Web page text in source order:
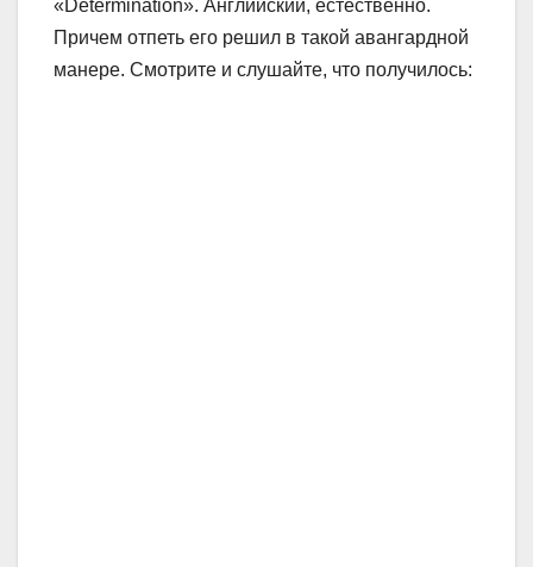
«Determination». Английский, естественно.
Причем отпеть его решил в такой авангардной
манере. Смотрите и слушайте, что получилось: